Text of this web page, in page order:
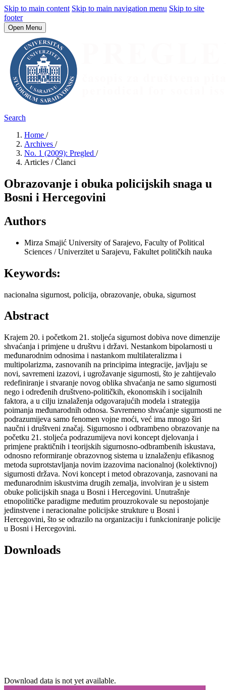
Skip to main content Skip to main navigation menu Skip to site
footer
Open Menu
Search
Home /
Archives /
No. 1 (2009): Pregled /
Articles / Članci
Obrazovanje i obuka policijskih snaga u
Bosni i Hercegovini
Authors
Mirza Smajić University of Sarajevo, Faculty of Political
Sciences / Univerzitet u Sarajevu, Fakultet političkih nauka
Keywords:
nacionalna sigurnost, policija, obrazovanje, obuka, sigurnost
Abstract
Krajem 20. i početkom 21. stoljeća sigurnost dobiva nove dimenzije
shvaćanja i primjene u društvu i državi. Nestankom bipolarnosti u
međunarodnim odnosima i nastankom multilateralizma i
multipolarizma, zasnovanih na principima integracije, javljaju se
novi, savremeni izazovi, i ugrožavanje sigurnosti, što je zahtijevalo
redefiniranje i stvaranje novog oblika shvaćanja ne samo sigurnosti
nego i određenih društveno-političkih, ekonomskih i socijalnih
faktora, a u cilju iznalaženja odgovarajućih modela i strategija
poimanja međunarodnih odnosa. Savremeno shvaćanje sigurnosti ne
podrazumijeva samo fenomen vojne moći, već ima mnogo širi
naučni i društveni značaj. Sigurnosno i odbrambeno obrazovanje na
početku 21. stoljeća podrazumijeva novi koncept djelovanja i
primjene praktičnih i teorijskih sigurnosno-odbrambenih iskustava,
odnosno reformiranje obrazovnog sistema u iznalaženju efikasnog
metoda suprotstavljanja novim izazovima nacionalnoj (kolektivnoj)
sigurnosti država. Novi koncept i metod obrazovanja, zasnovani na
međunarodnim iskustvima drugih zemalja, involviran je u sistem
obuke policijskih snaga u Bosni i Hercegovini. Unutrašnje
etnopolitičke paradigme međutim prouzrokovale su nepostojanje
jedinstvene i neracionalne policijske strukture u Bosni i
Hercegovini, što se odrazilo na organizaciju i funkcioniranje policije
u Bosni i Hercegovini.
Downloads
Download data is not yet available.